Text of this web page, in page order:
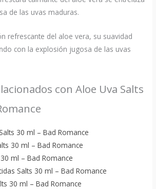
de las uvas maduras.
refrescante del aloe vera, su suavidad
con la explosión jugosa de las uvas
con Aloe Uva Salts
30 ml – Bad Romance
30 ml – Bad Romance
ml – Bad Romance
Salts 30 ml – Bad Romance
30 ml – Bad Romance